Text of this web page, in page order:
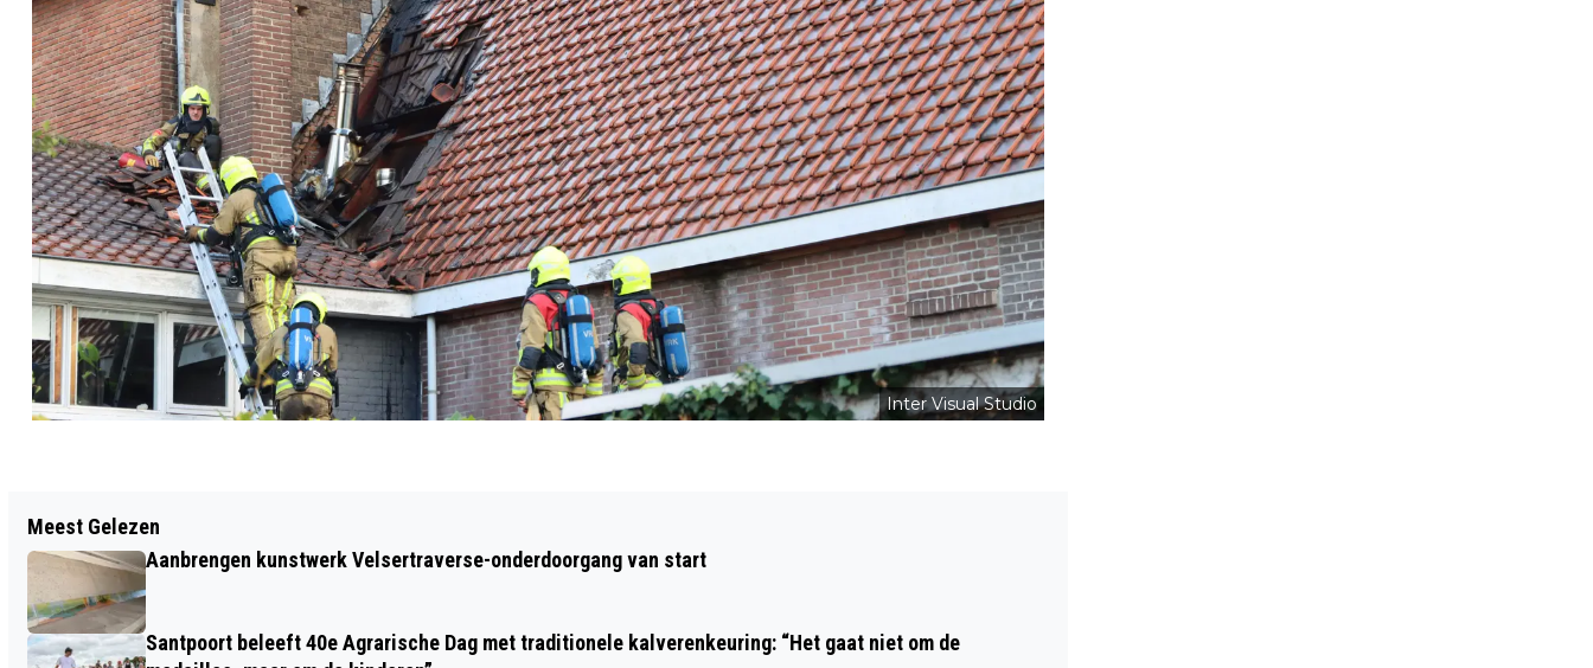
Inter Visual Studio
CASTLE CHRISTMAS FAIR OPENT
DEUREN LANDGOED DUIN & KRUIDBERG
GROTE KANS OP SNEEUW
Meest Gelezen
Aanbrengen kunstwerk Velsertraverse-onderdoorgang van start
Santpoort beleeft 40e Agrarische Dag met traditionele kalverenkeuring: “Het gaat niet om de